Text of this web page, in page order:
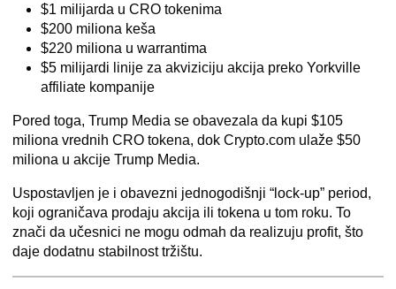
$1 milijarda u CRO tokenima
$200 miliona keša
$220 miliona u warrantima
$5 milijardi linije za akviziciju akcija preko Yorkville
affiliate kompanije
Pored toga, Trump Media se obavezala da kupi $105
miliona vrednih CRO tokena, dok Crypto.com ulaže $50
miliona u akcije Trump Media.
Uspostavljen je i obavezni jednogodišnji “lock-up” period,
koji ograničava prodaju akcija ili tokena u tom roku. To
znači da učesnici ne mogu odmah da realizuju profit, što
daje dodatnu stabilnost tržištu.